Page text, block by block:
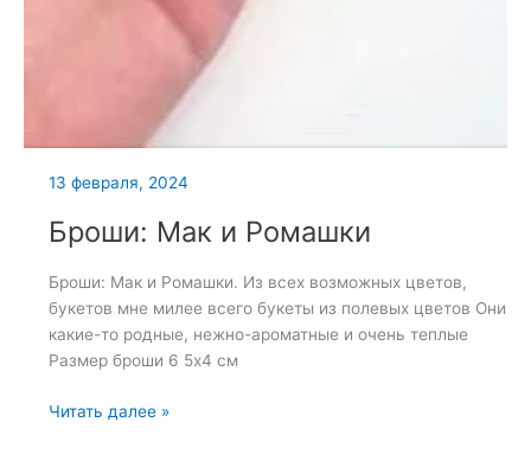
13 февраля, 2024
Броши: Мак и Ромашки
Броши: Мак и Ромашки. Из всех возможных цветов,
букетов мне милее всего букеты из полевых цветов Они
какие-то родные, нежно-ароматные и очень теплые
Размер броши 6 5х4 см
Броши:
Читать далее »